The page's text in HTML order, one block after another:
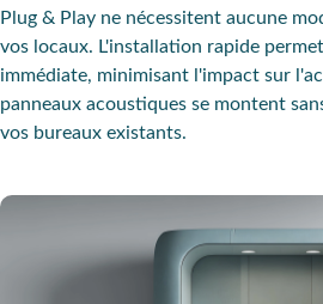
Plug & Play ne nécessitent aucune
vos locaux. L'installation rapide
immédiate, minimisant l'impact sur
panneaux acoustiques se montent
vos bureaux existants.